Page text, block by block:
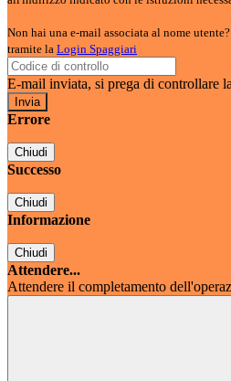
Non hai una e-mail associata al nome
tramite la Login Spaggiari
E-mail inviata, si prega di controllare
Errore
Chiudi
Successo
Chiudi
Informazione
Chiudi
Attendere...
Attendere il completamento